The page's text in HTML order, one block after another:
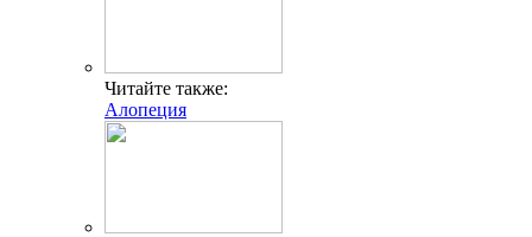
Читайте также:
Алопеция